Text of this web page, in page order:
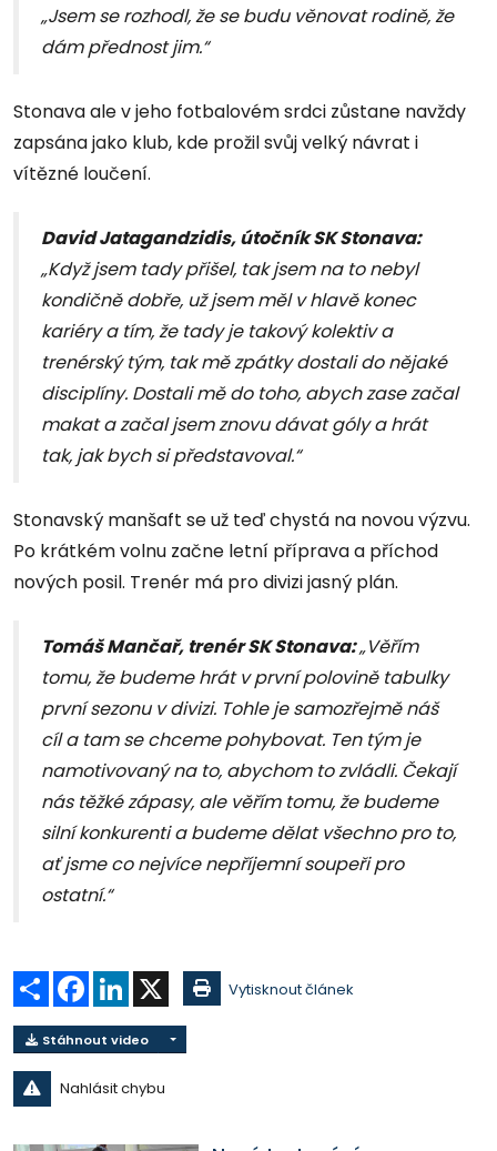
„Jsem se rozhodl, že se budu věnovat rodině, že
dám přednost jim.“
Stonava ale v jeho fotbalovém srdci zůstane navždy
zapsána jako klub, kde prožil svůj velký návrat i
vítězné loučení.
David Jatagandzidis, útočník SK Stonava:
„Když jsem tady přišel, tak jsem na to nebyl
kondičně dobře, už jsem měl v hlavě konec
kariéry a tím, že tady je takový kolektiv a
trenérský tým, tak mě zpátky dostali do nějaké
disciplíny. Dostali mě do toho, abych zase začal
makat a začal jsem znovu dávat góly a hrát
tak, jak bych si představoval.“
Stonavský manšaft se už teď chystá na novou výzvu.
Po krátkém volnu začne letní příprava a příchod
nových posil. Trenér má pro divizi jasný plán.
Tomáš Mančař, trenér SK Stonava:„Věřím
tomu, že budeme hrát v první polovině tabulky
první sezonu v divizi. Tohle je samozřejmě náš
cíl a tam se chceme pohybovat. Ten tým je
namotivovaný na to, abychom to zvládli. Čekají
nás těžké zápasy, ale věřím tomu, že budeme
silní konkurenti a budeme dělat všechno pro to,
ať jsme co nejvíce nepříjemní soupeři pro
ostatní.“
Sdílet Facebook
LinkedIn Vytisknout článek
Stáhnout video
Nahlásit chybu